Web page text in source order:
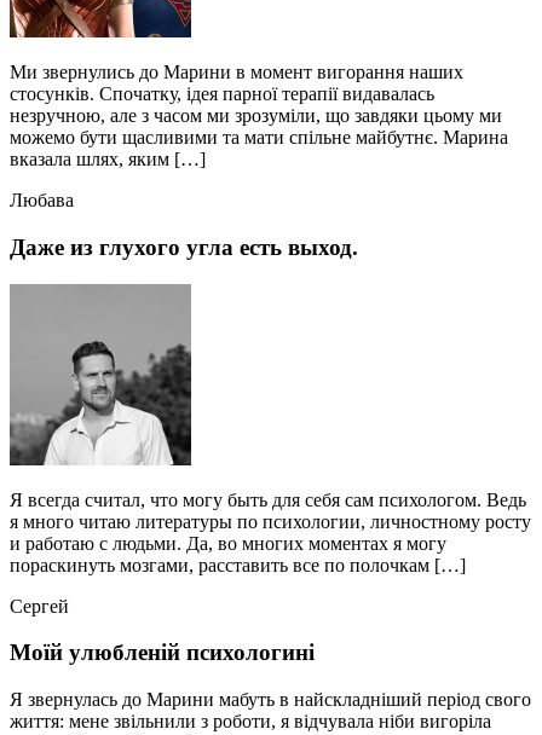
Ми звернулись до Марини в момент вигорання наших
стосунків. Спочатку, ідея парної терапії видавалась
незручною, але з часом ми зрозуміли, що завдяки цьому ми
можемо бути щасливими та мати спільне майбутнє. Марина
вказала шлях, яким […]
Любава
Даже из глухого угла есть выход.
Я всегда считал, что могу быть для себя сам психологом. Ведь
я много читаю литературы по психологии, личностному росту
и работаю с людьми. Да, во многих моментах я могу
пораскинуть мозгами, расставить все по полочкам […]
Сергей
Моїй улюбленій психологині
Я звернулась до Марини мабуть в найскладніший період свого
життя: мене звільнили з роботи, я відчувала ніби вигоріла